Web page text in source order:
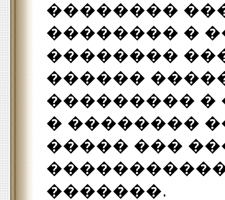
��������
�������� �
��������
������
��������� �
� ��������
����� ���
�������.